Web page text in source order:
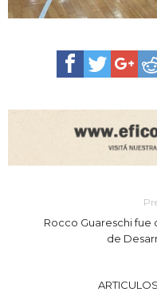
Rocco Guareschi
de